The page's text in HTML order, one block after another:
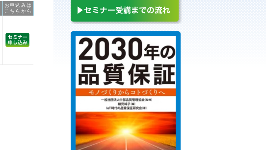
お申込みは
こちらから